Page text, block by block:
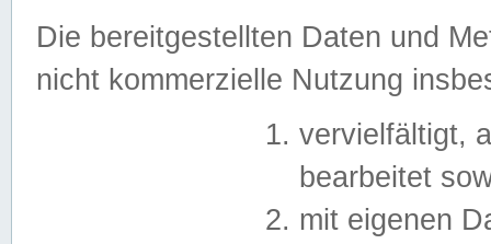
Die bereitgestellten Daten und
nicht kommerzielle Nutzung
vervielfältigt,
bearbeitet
mit eigenen